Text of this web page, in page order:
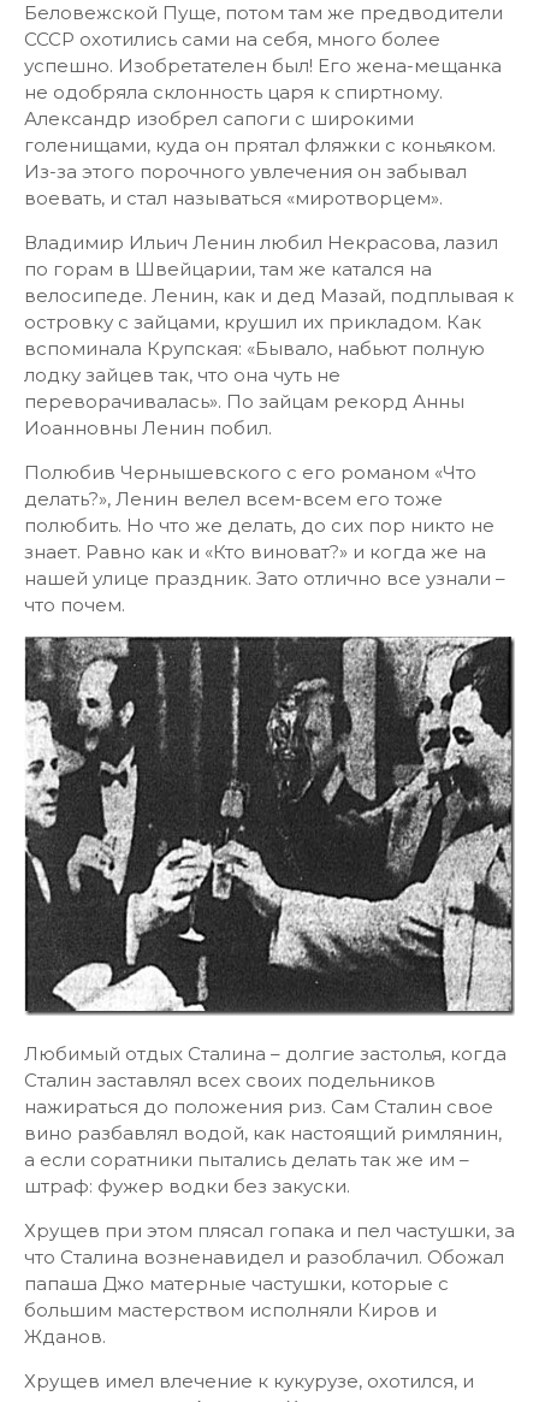
Беловежской Пуще, потом там же предводители
СССР охотились сами на себя, много более
успешно. Изобретателен был! Его жена-мещанка
не одобряла склонность царя к спиртному.
Александр изобрел сапоги с широкими
голенищами, куда он прятал фляжки с коньяком.
Из-за этого порочного увлечения он забывал
воевать, и стал называться «миротворцем».
Владимир Ильич Ленин любил Некрасова, лазил
по горам в Швейцарии, там же катался на
велосипеде. Ленин, как и дед Мазай, подплывая к
островку с зайцами, крушил их прикладом. Как
вспоминала Крупская: «Бывало, набьют полную
лодку зайцев так, что она чуть не
переворачивалась». По зайцам рекорд Анны
Иоанновны Ленин побил.
Полюбив Чернышевского с его романом «Что
делать?», Ленин велел всем-всем его тоже
полюбить. Но что же делать, до сих пор никто не
знает. Равно как и «Кто виноват?» и когда же на
нашей улице праздник. Зато отлично все узнали –
что почем.
Любимый отдых Сталина – долгие застолья, когда
Сталин заставлял всех своих подельников
нажираться до положения риз. Сам Сталин свое
вино разбавлял водой, как настоящий римлянин,
а если соратники пытались делать так же им –
штраф: фужер водки без закуски.
Хрущев при этом плясал гопака и пел частушки, за
что Сталина возненавидел и разоблачил. Обожал
папаша Джо матерные частушки, которые с
большим мастерством исполняли Киров и
Жданов.
Хрущев имел влечение к кукурузе, охотился, и